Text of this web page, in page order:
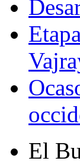
El